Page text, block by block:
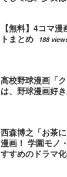
【無料】4コマ
トまとめ
188
高校野球漫画「
は、野球漫画好
西森博之「お茶
漫画！ 学園モノ
すすめのドラマ